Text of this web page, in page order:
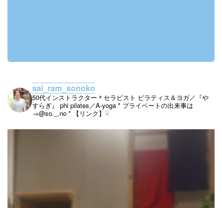
sai_ram_sonoko
50代インストラクター＊セラピスト ピラティス＆ヨガ／『や
すらぎ』
phi pilates／A-yoga * プライベートの出来事は
→@so._.no * 【リンク】☟